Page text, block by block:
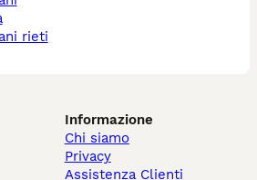
rieti
Informazione
Chi siamo
Privacy
Assistenza Clienti